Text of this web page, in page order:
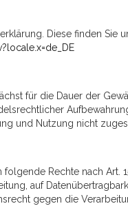
Diese finden Sie
für die Dauer der
und Nutzung nicht
Rechte nach Art.
auf
gegen die